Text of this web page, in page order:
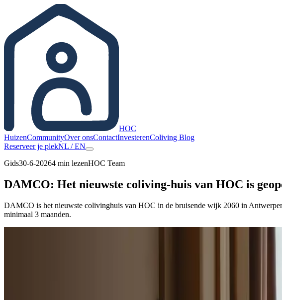
HOC
HuizenCommunityOver onsContactInvesterenColiving Blog
Reserveer je plekNL /EN
Gids30-6-20264 min lezenHOC Team
DAMCO: Het nieuwste coliving-huis van HOC is
DAMCO is het nieuwste colivinghuis van HOC in de bruisende wijk 2060 in
minimaal 3 maanden.